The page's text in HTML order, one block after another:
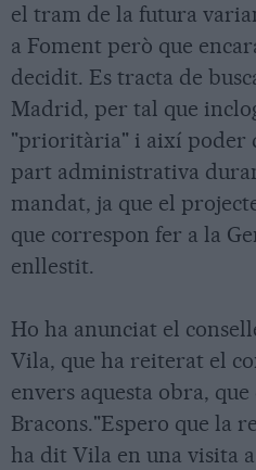
el tram de la futura
a Foment però que
decidit. Es tracta de
Madrid, per tal que
"prioritària" i així poder
part administrativa
mandat, ja que el
que correspon fer a la
enllestit.
Ho ha anunciat el
Vila, que ha reiterat el
envers aquesta obra,
Bracons."Espero que la
ha dit Vila en una visita